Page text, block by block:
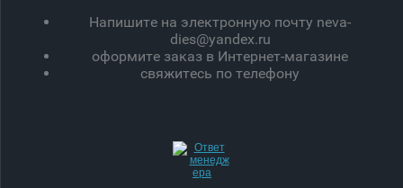
Напишите на электронную почту neva-
dies@yandex.ru
оформите заказ в Интернет-магазине
свяжитесь по телефону